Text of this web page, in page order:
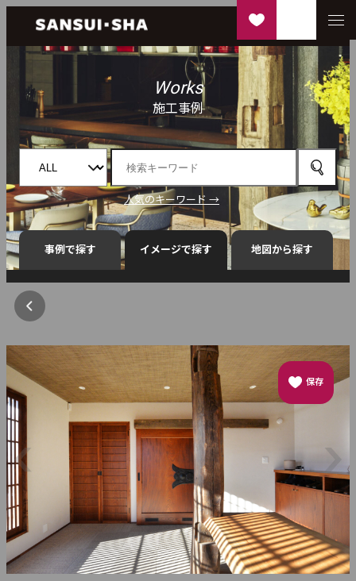
Works
施工事例
人気のキーワード →
事例で探す イメージで探す 地図から探す
保存